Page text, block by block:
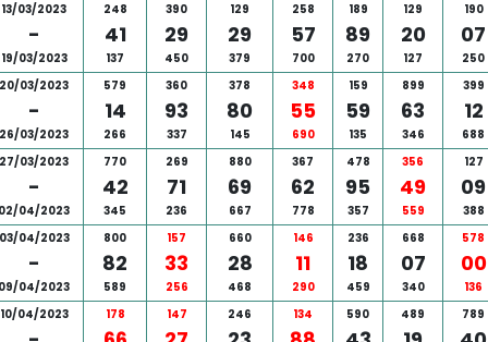
13/03/2023
-
19/03/2023
248
41
137
390
29
450
129
29
379
258
57
700
189
89
270
129
20
127
190
07
250
20/03/2023
-
26/03/2023
579
14
266
360
93
337
378
80
145
348
55
690
159
59
135
899
63
346
399
12
688
27/03/2023
-
04/2023
770
42
345
269
71
236
880
69
667
367
62
778
478
95
357
356
49
559
127
09
388
04/2023
-
04/2023
800
82
589
157
33
256
660
28
468
146
11
290
236
18
459
668
07
340
578
00
136
10/04/2023
178 147 246 134 590 489 789